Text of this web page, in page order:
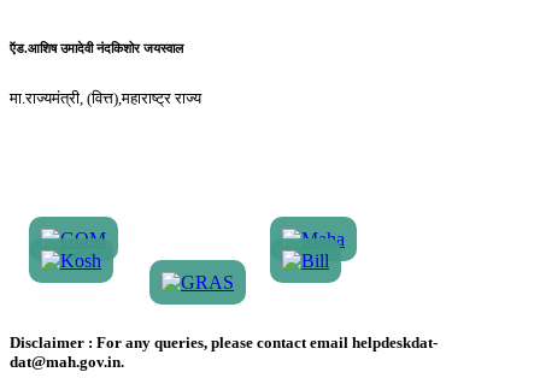
ऍड.आशिष उमादेवी नंदकिशोर जयस्वाल
मा.राज्यमंत्री, (वित्त),महाराष्ट्र राज्य
Disclaimer : For any queries, please contact email helpdeskdat-
dat@mah.gov.in.